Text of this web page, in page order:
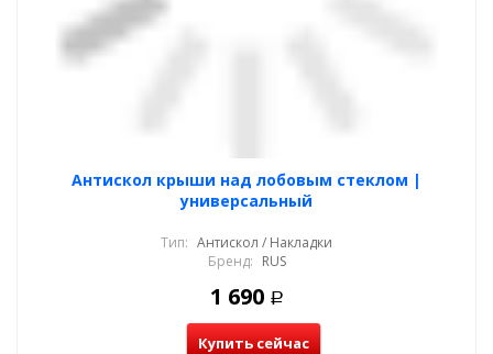
Антискол крыши над лобовым стеклом |
универсальный
Тип: Антискол / Накладки
Бренд: RUS
1 690 Р
Купить сейчас